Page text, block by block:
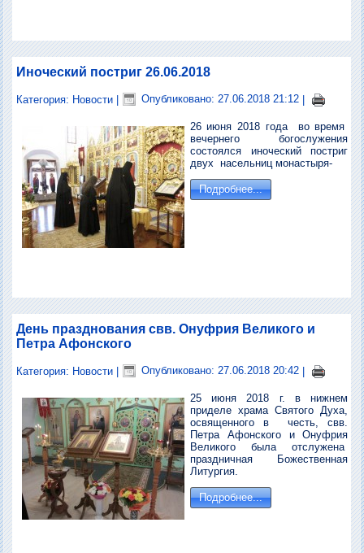
Иноческий постриг 26.06.2018
Категория: Новости | Опубликовано: 27.06.2018 21:12 |
26 июня 2018 года во время
вечернего богослужения
состоялся иноческий постриг
двух насельниц монастыря-
Подробнее...
День празднования свв. Онуфрия Великого и
Петра Афонского
Категория: Новости | Опубликовано: 27.06.2018 20:42 |
25 июня 2018 г. в нижнем
приделе храма Святого Духа,
освященного в честь, свв.
Петра Афонского и Онуфрия
Великого была отслужена
праздничная Божественная
Литургия.
Подробнее...